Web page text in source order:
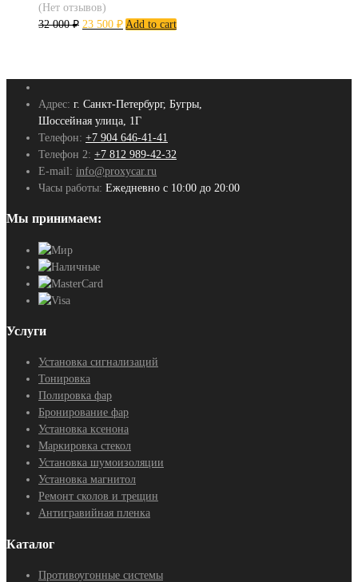
(Нет отзывов)
32 000₽ 23 500 ₽ Add to cart
Адрес: г. Санкт-Петербург, Бугры,
Шоссейная улица, 1Г
Телефон: +7 904 646-41-41
Телефон 2: +7 812 989-42-32
E-mail: info@proxycar.ru
Часы работы: Ежедневно с 10:00 до 20:00
Мы принимаем:
Услуги
Установка сигнализаций
Тонировка
Полировка фар
Бронирование фар
Установка ксенона
Маркировка стекол
Установка шумоизоляции
Установка магнитол
Ремонт сколов и трещин
Антигравийная пленка
Каталог
Противоугонные системы